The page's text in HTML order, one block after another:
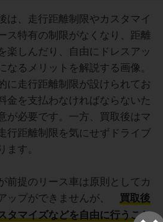
に走行距離制限が設けられてお
金を支払わなければならないた
が必要です。一方、買取後はマ
行距離制限を気にせずドライブ
す。
前提のリース車は原則としてカ
プができませんが、
買取後
タマイズなどを自由に行うこと